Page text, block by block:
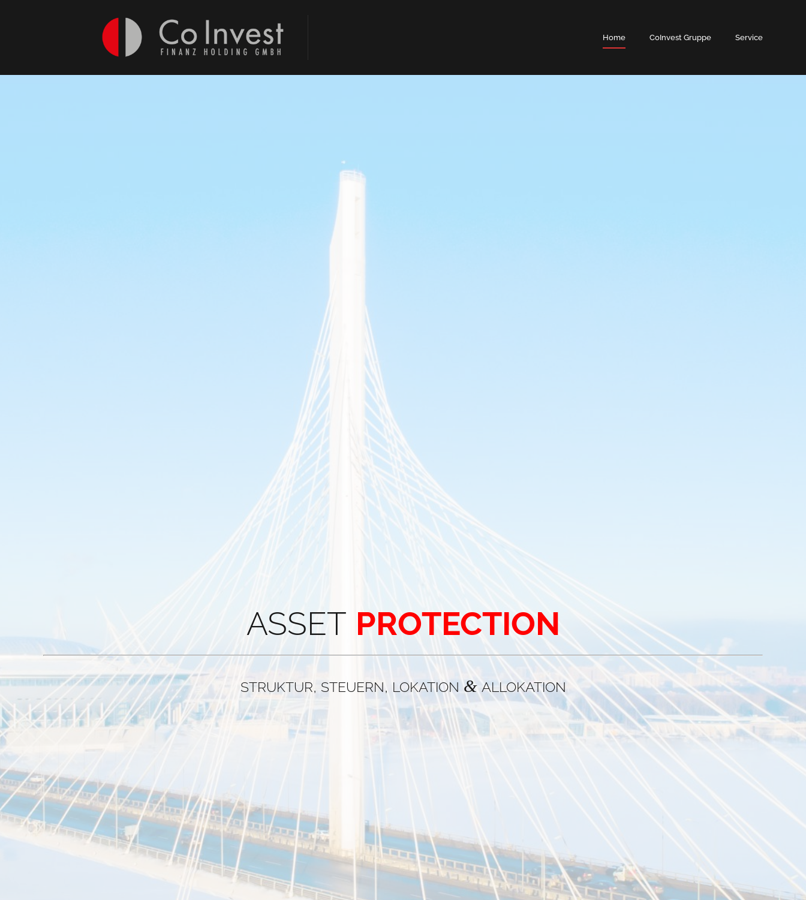
Home CoInvest Gruppe Service
FINANCIAL CONSULTING SOLUTIONS
UNTERNEHMENSGRUPPE MAßGESCHNEIDERTEFINANZLÖSUNGEN
ASSET PROTECTION
STRUKTUR, STEUERN, LOKATION & ALLOKATION
FINANCIAL CONSULTING
FÜR UNTERNEHMEN UND UNTERNEHMER